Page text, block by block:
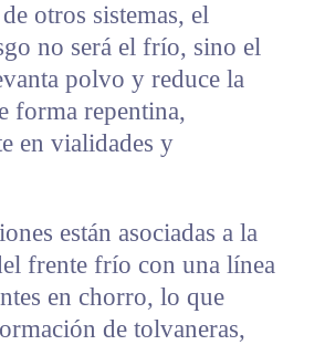
otros sistemas, el
no será el frío, sino el
polvo y reduce la
forma repentina,
en vialidades y
están asociadas a la
frente frío con una línea
en chorro, lo que
de tolvaneras,